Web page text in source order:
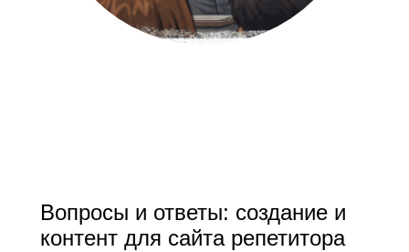
Вопросы и ответы: создание и
контент для сайта репетитора